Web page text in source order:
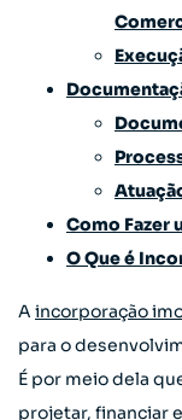
Como Fazer
O Que é
A incorporação
para o
É por meio dela
projetar, financiar